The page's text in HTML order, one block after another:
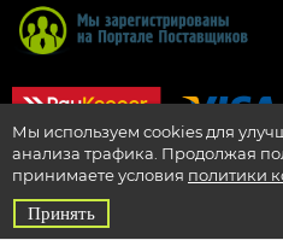
Мы используем cookies для
анализа трафика. Продолжая
принимаете условия политики
Принять
SEO-продвижение сайтов